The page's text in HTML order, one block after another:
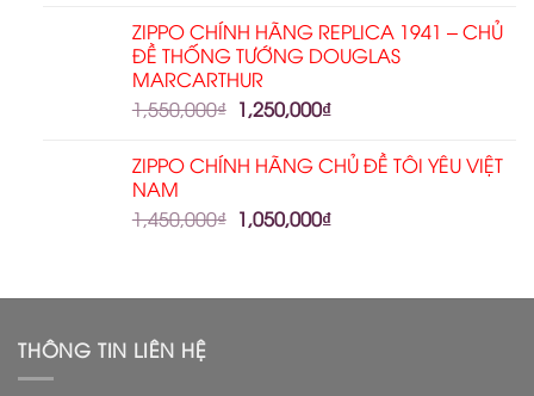
ZIPPO CHÍNH HÃNG REPLICA 1941 – CHỦ
ĐỀ THỐNG TƯỚNG DOUGLAS
MARCARTHUR
1,550,000₫ 1,250,000₫
ZIPPO CHÍNH HÃNG CHỦ ĐỀ TÔI YÊU VIỆT
NAM
1,450,000₫ 1,050,000₫
THÔNG TIN LIÊN HỆ